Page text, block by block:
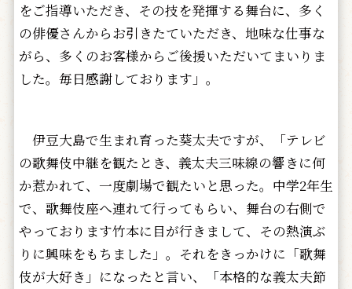
をご指導いただき、その技を発揮する舞台に、多く
の俳優さんからお引きたていただき、地味な仕事な
がら、多くのお客様からご後援いただいてまいりま
した。毎日感謝しております」。
伊豆大島で生まれ育った葵太夫ですが、「テレビ
の歌舞伎中継を観たとき、義太夫三味線の響きに何
か惹かれて、一度劇場で観たいと思った。中学2年生
で、歌舞伎座へ連れて行ってもらい、舞台の右側で
やっております竹本に目が行きまして、その熱演ぶ
りに興味をもちました」。それをきっかけに「歌舞
伎が大好き」になったと言い、「本格的な義太夫節